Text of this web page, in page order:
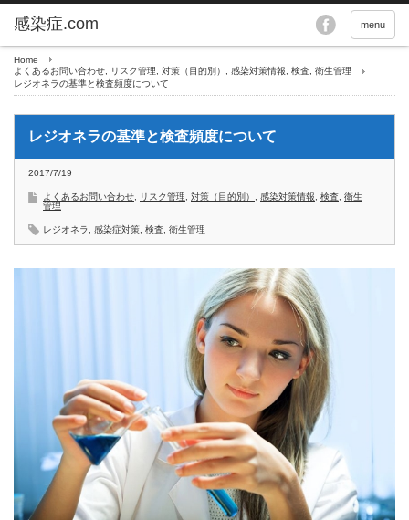
menu
Home
よくあるお問い合わせ
リスク管理 対策（目的別） 感染対策情報 検査 衛生管理
レジオネラの基準と検査頻度について
レジオネラの基準と検査頻度について
2017/7/19
よくあるお問い合わせ リスク管理 対策（目的別） 感染対策情報 検査 衛生
管理
レジオネラ 感染症対策 検査 衛生管理